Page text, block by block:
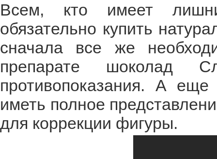
Всем, кто имеет
обязательно купить
сначала все же
препарате шоколад
противопоказания. А
иметь полное
для коррекции фигуры.